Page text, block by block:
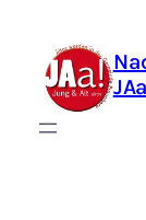
springen